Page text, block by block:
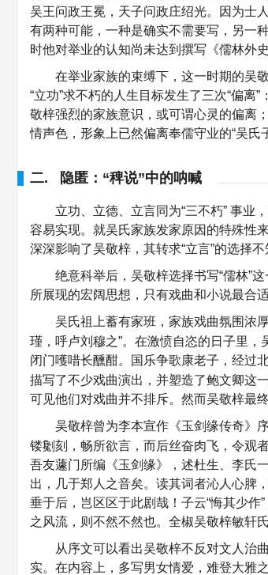
吴王问政王冕，天子问政庄绍光。因为士
有两种可能，一种是确实不需要写，另一
时他对举业的认知尚未达到撰写《儒林外
在举业家族的束缚下，这一时期的吴
“立功”求不朽的人生目标发生了三次“偏
敬梓强烈的家族意识，或可谓心灵的偏离
情声色，形象上已然偏离奉儒守业的“吴氏子
二. 隐匿：“稗说”中的呐喊
立功、立德、立言同为“三不朽” 事业
容易实现。就吴氏家族发家原因的特殊性
深深影响了吴敬梓，其转求“立言”的选择
绝意科举后，吴敬梓选择书写“儒林”
所展现的宏阔思想，只有戏曲和小说最合适
吴氏祖上蓄有家班，家族戏曲氛围浓
瑾，呼卢刘穆之”。在激愤自恣的日子里，
闭门嚄唶长醺酣。国乐争歌康老子，经过
描写了不少戏曲演出，并塑造了鲍文卿这
可见他们对戏曲并不排斥。然而吴敬梓最
吴敬梓曾为李本宣作《玉剑缘传奇》
镂劖刻，畅所欲言，而后丝奋肉飞，令观
吾友蘧门所编《玉剑缘》，述杜生、李氏
出，几于郑人之音矣。读其词者沁人心脾
垂于后，岂区区于此剧哉！子云“悔其少
之风流，则不然不然也。全椒吴敬梓敏轩氏
从序文可以看出吴敬梓不反对文人治
实。在内容上，多写男女情爱，难登大雅